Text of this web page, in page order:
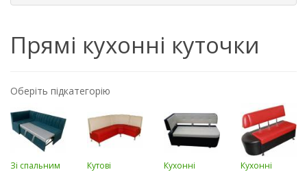
Прямі кухонні куточки
Оберіть підкатегорію
Зі спальним
Кутові
Кухонні
Кухонні